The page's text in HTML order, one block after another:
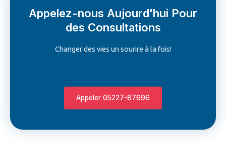
Appelez-nous Aujourd'hui Pour
des Consultations
Changer des vies un sourire à la fois!
Appeler 05227-87696